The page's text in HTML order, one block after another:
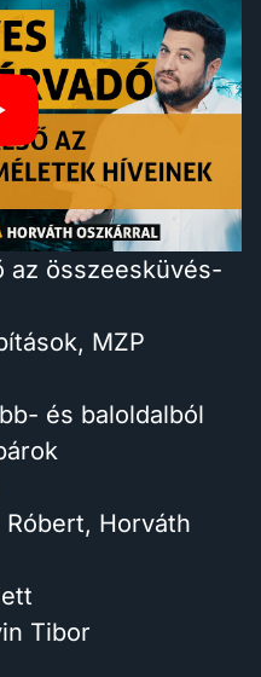
az összeesküvés-
MZP
és baloldalból
Horváth
Tibor